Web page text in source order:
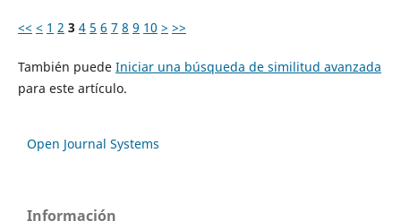
<< < 1 2 3 4 5 6 7 8 9 10 > >>
También puede Iniciar una búsqueda de similitud avanzada
para este artículo.
Open Journal Systems
Información